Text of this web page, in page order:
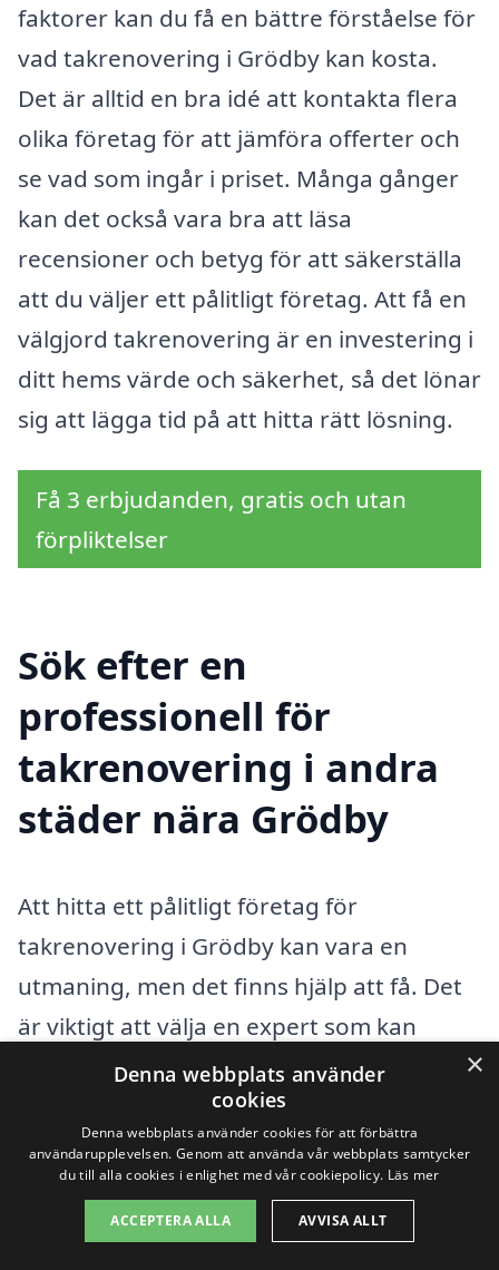
faktorer kan du få en bättre förståelse för
vad takrenovering i Grödby kan kosta.
Det är alltid en bra idé att kontakta flera
olika företag för att jämföra offerter och
se vad som ingår i priset. Många gånger
kan det också vara bra att läsa
recensioner och betyg för att säkerställa
att du väljer ett pålitligt företag. Att få en
välgjord takrenovering är en investering i
ditt hems värde och säkerhet, så det lönar
sig att lägga tid på att hitta rätt lösning.
Få 3 erbjudanden, gratis och utan
förpliktelser
Sök efter en
professionell för
takrenovering i andra
städer nära Grödby
Att hitta ett pålitligt företag för
takrenovering i Grödby kan vara en
utmaning, men det finns hjälp att få. Det
är viktigt att välja en expert som kan
utföra arbetet på ett professionellt sätt
och som har erfarenhet av takrenovering.
Genom vår plattform kan du enkelt samla
in offerter från olika företag som erbjuder
tjänster inom takrenovering i ditt
×
Denna webbplats använder
cookies
Denna webbplats använder cookies för att förbättra
användarupplevelsen. Genom att använda vår webbplats samtycker
du till alla cookies i enlighet med vår cookiepolicy. Läs mer
ACCEPTERA ALLA AVVISA ALLT